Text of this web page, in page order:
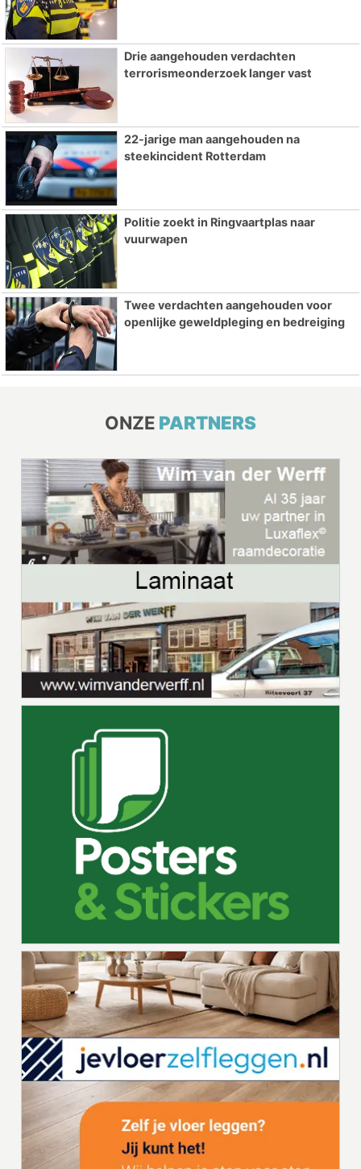
Drie aangehouden verdachten
terrorismeonderzoek langer vast
22-jarige man aangehouden na
steekincident Rotterdam
Politie zoekt in Ringvaartplas naar
vuurwapen
Twee verdachten aangehouden voor
openlijke geweldpleging en bedreiging
ONZE PARTNERS